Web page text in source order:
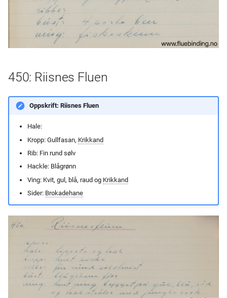
450: Riisnes Fluen
Oppskrift: Riisnes Fluen
Hale:
Kropp: Gullfasan, Krikkand
Rib: Fin rund sølv
Hackle: Blågrønn
Ving: Kvit, gul, blå, raud og Krikkand
Sider: Brokadehane